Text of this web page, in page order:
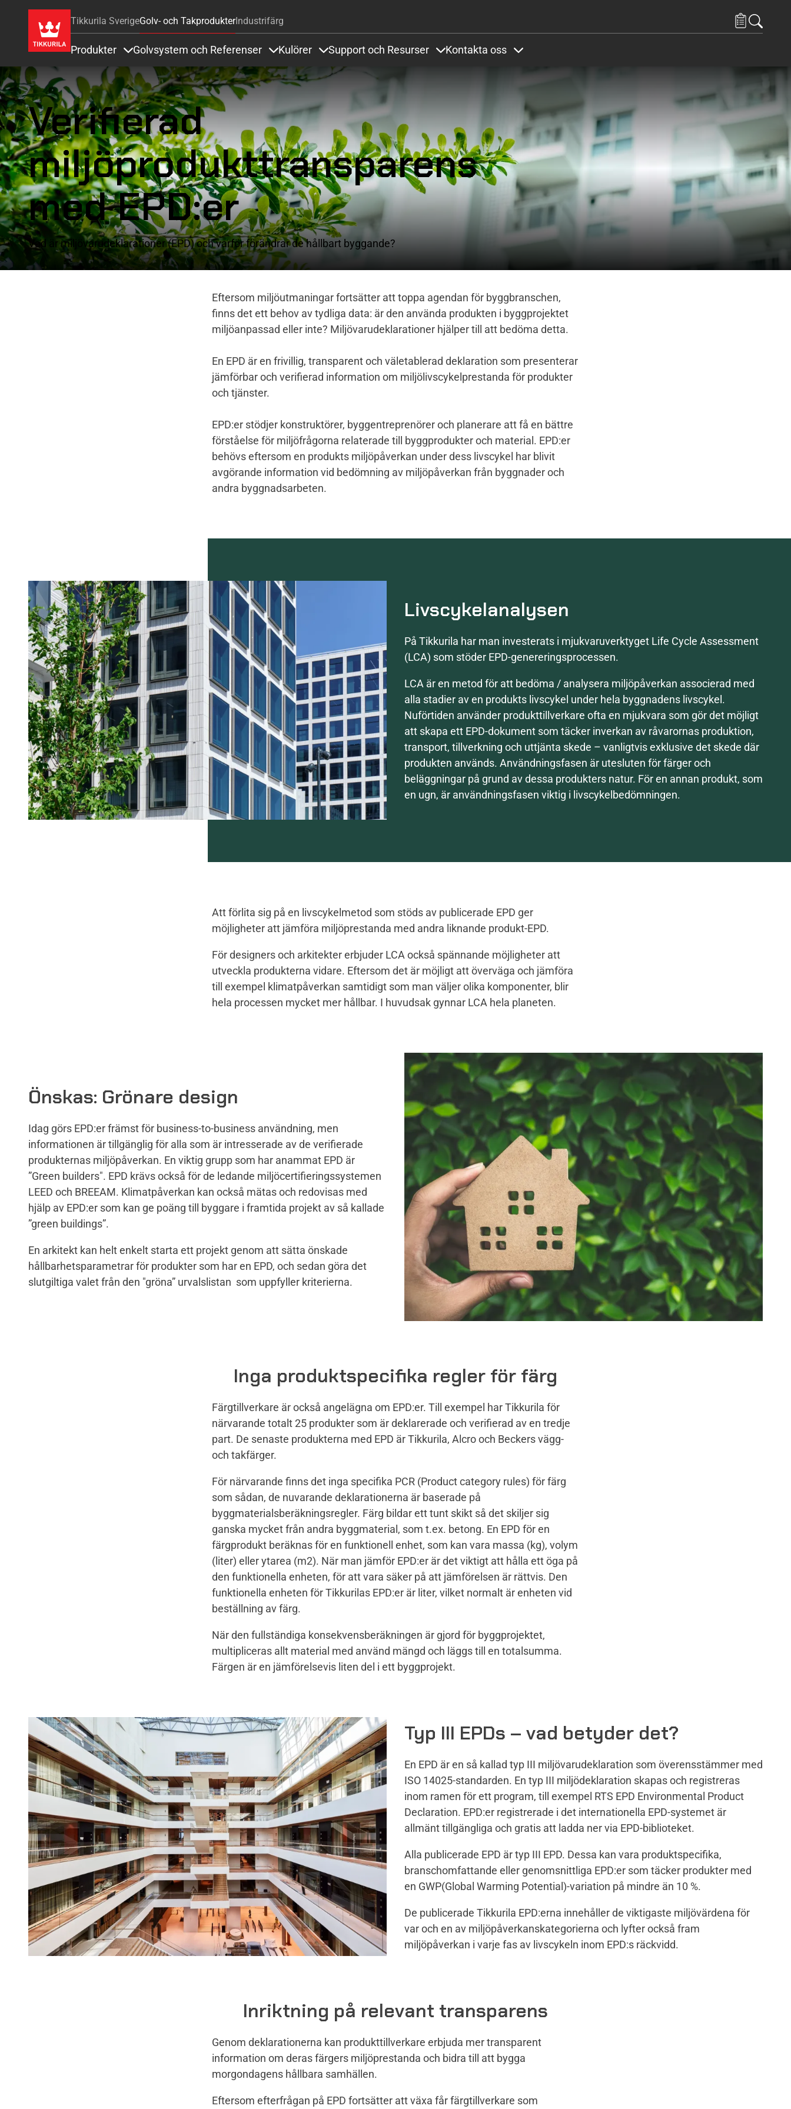
Tikkurila SverigeGolv- och TakprodukterIndustrifärg
Produkter Golvsystem och Referenser Kulörer Support och Resurser Kontakta oss
Verifierad
miljöprodukttransparens
med EPD:er
Vad är miljövarudeklarationer (EPD) och varför förändrar de hållbart byggande?
Eftersom miljöutmaningar fortsätter att toppa agendan för byggbranschen,
finns det ett behov av tydliga data: är den använda produkten i byggprojektet
miljöanpassad eller inte? Miljövarudeklarationer hjälper till att bedöma detta.
En EPD är en frivillig, transparent och väletablerad deklaration som presenterar
jämförbar och verifierad information om miljölivscykelprestanda för produkter
och tjänster.
EPD:er stödjer konstruktörer, byggentreprenörer och planerare att få en bättre
förståelse för miljöfrågorna relaterade till byggprodukter och material. EPD:er
behövs eftersom en produkts miljöpåverkan under dess livscykel har blivit
avgörande information vid bedömning av miljöpåverkan från byggnader och
andra byggnadsarbeten.
Livscykelanalysen
På Tikkurila har man investerats i mjukvaruverktyget Life Cycle Assessment
(LCA) som stöder EPD-genereringsprocessen.
LCA är en metod för att bedöma / analysera miljöpåverkan associerad med
alla stadier av en produkts livscykel under hela byggnadens livscykel.
Nuförtiden använder produkttillverkare ofta en mjukvara som gör det möjligt
att skapa ett EPD-dokument som täcker inverkan av råvarornas produktion,
transport, tillverkning och uttjänta skede – vanligtvis exklusive det skede där
produkten används. Användningsfasen är utesluten för färger och
beläggningar på grund av dessa produkters natur. För en annan produkt, som
en ugn, är användningsfasen viktig i livscykelbedömningen.
Att förlita sig på en livscykelmetod som stöds av publicerade EPD ger
möjligheter att jämföra miljöprestanda med andra liknande produkt-EPD.
För designers och arkitekter erbjuder LCA också spännande möjligheter att
utveckla produkterna vidare. Eftersom det är möjligt att överväga och jämföra
till exempel klimatpåverkan samtidigt som man väljer olika komponenter, blir
hela processen mycket mer hållbar. I huvudsak gynnar LCA hela planeten.
Önskas: Grönare design
Idag görs EPD:er främst för business-to-business användning, men
informationen är tillgänglig för alla som är intresserade av de verifierade
produkternas miljöpåverkan. En viktig grupp som har anammat EPD är
”Green builders". EPD krävs också för de ledande miljöcertifieringssystemen
LEED och BREEAM. Klimatpåverkan kan också mätas och redovisas med
hjälp av EPD:er som kan ge poäng till byggare i framtida projekt av så kallade
”green buildings”.
En arkitekt kan helt enkelt starta ett projekt genom att sätta önskade
hållbarhetsparametrar för produkter som har en EPD, och sedan göra det
slutgiltiga valet från den "gröna” urvalslistan som uppfyller kriterierna.
Inga produktspecifika regler för färg
Färgtillverkare är också angelägna om EPD:er. Till exempel har Tikkurila för
närvarande totalt 25 produkter som är deklarerade och verifierad av en tredje
part. De senaste produkterna med EPD är Tikkurila, Alcro och Beckers vägg-
och takfärger.
För närvarande finns det inga specifika PCR (Product category rules) för färg
som sådan, de nuvarande deklarationerna är baserade på
byggmaterialsberäkningsregler. Färg bildar ett tunt skikt så det skiljer sig
ganska mycket från andra byggmaterial, som t.ex. betong. En EPD för en
färgprodukt beräknas för en funktionell enhet, som kan vara massa (kg), volym
(liter) eller ytarea (m2). När man jämför EPD:er är det viktigt att hålla ett öga på
den funktionella enheten, för att vara säker på att jämförelsen är rättvis. Den
funktionella enheten för Tikkurilas EPD:er är liter, vilket normalt är enheten vid
beställning av färg.
När den fullständiga konsekvensberäkningen är gjord för byggprojektet,
multipliceras allt material med använd mängd och läggs till en totalsumma.
Färgen är en jämförelsevis liten del i ett byggprojekt.
Typ III EPDs – vad betyder det?
En EPD är en så kallad typ III miljövarudeklaration som överensstämmer med
ISO 14025-standarden. En typ III miljödeklaration skapas och registreras
inom ramen för ett program, till exempel RTS EPD Environmental Product
Declaration. EPD:er registrerade i det internationella EPD-systemet är
allmänt tillgängliga och gratis att ladda ner via EPD-biblioteket.
Alla publicerade EPD är typ III EPD. Dessa kan vara produktspecifika,
branschomfattande eller genomsnittliga EPD:er som täcker produkter med
en GWP(Global Warming Potential)-variation på mindre än 10 %.
De publicerade Tikkurila EPD:erna innehåller de viktigaste miljövärdena för
var och en av miljöpåverkanskategorierna och lyfter också fram
miljöpåverkan i varje fas av livscykeln inom EPD:s räckvidd.
Inriktning på relevant transparens
Genom deklarationerna kan produkttillverkare erbjuda mer transparent
information om deras färgers miljöprestanda och bidra till att bygga
morgondagens hållbara samhällen.
Eftersom efterfrågan på EPD fortsätter att växa får färgtillverkare som